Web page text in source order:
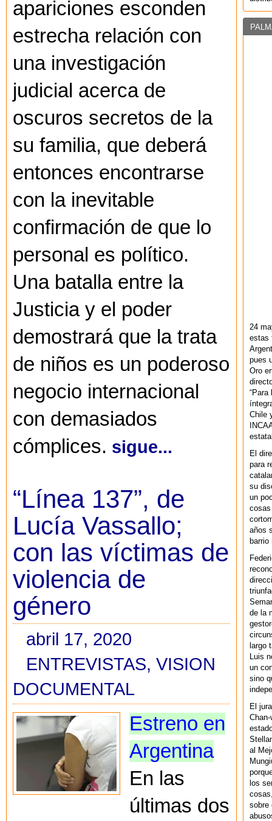
apariciones esconden
estrecha relación con
una investigación
judicial acerca de
oscuros secretos de la
su familia, que deberá
entonces encontrarse
con la inevitable
confirmación de que lo
personal es político.
Una batalla entre la
Justicia y el poder
demostrará que la trata
de niños es un poderoso
negocio internacional
con demasiados
cómplices. sigue...
“Línea 137”, de
Lucía Vassallo;
con las víctimas de
violencia de
género
abril 17, 2020
ENTREVISTAS, VISION
DOCUMENTAL
Estreno en
Argentina
En las
últimas dos
24
estas
pues
Oro
“Para
Chile
El
para
su
un
cosas
años
de la
largo
Luis
un
sino
El
al
los
sobre